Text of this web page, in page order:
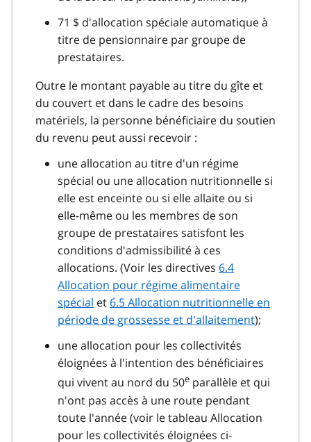
71 $ d'allocation spéciale automatique à
titre de pensionnaire par groupe de
prestataires.
Outre le montant payable au titre du gîte et
du couvert et dans le cadre des besoins
matériels, la personne bénéficiaire du soutien
du revenu peut aussi recevoir :
une allocation au titre d'un régime
spécial ou une allocation nutritionnelle si
elle est enceinte ou si elle allaite ou si
elle-même ou les membres de son
groupe de prestataires satisfont les
conditions d'admissibilité à ces
allocations. (Voir les directives 6.4
Allocation pour régime alimentaire
spécial et 6.5 Allocation nutritionnelle en
période de grossesse et d'allaitement);
une allocation pour les collectivités
éloignées à l'intention des bénéficiaires
qui vivent au nord du 50e parallèle et qui
n'ont pas accès à une route pendant
toute l'année (voir le tableau Allocation
pour les collectivités éloignées ci-